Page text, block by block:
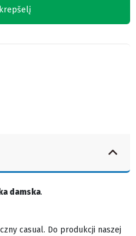
damska.
casual. Do produkcji naszej